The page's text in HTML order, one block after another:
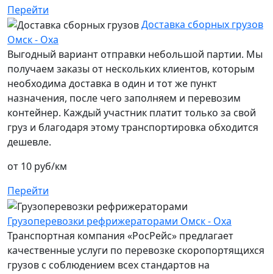
Перейти
Доставка сборных грузов
Омск - Оха
Выгодный вариант отправки небольшой партии. Мы
получаем заказы от нескольких клиентов, которым
необходима доставка в один и тот же пункт
назначения, после чего заполняем и перевозим
контейнер. Каждый участник платит только за свой
груз и благодаря этому транспортировка обходится
дешевле.
от 10 руб/км
Перейти
Грузоперевозки рефрижераторами Омск - Оха
Транспортная компания «РосРейс» предлагает
качественные услуги по перевозке скоропортящихся
грузов с соблюдением всех стандартов на